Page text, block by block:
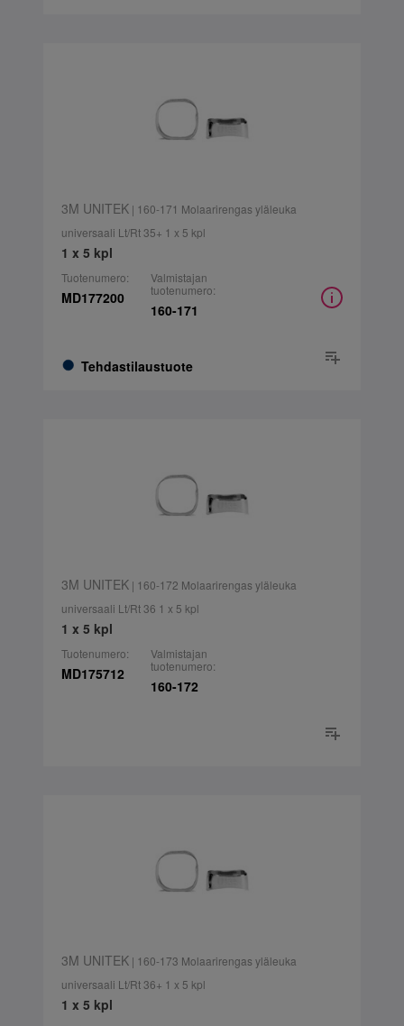
3M UNITEK| 160-171 Molaarirengas yläleuka
universaali Lt/Rt 35+ 1 x 5 kpl
1 x 5 kpl
Tuotenumero:
MD177200
Tehdastilaustuote
Valmistajan
tuotenumero:
160-171
3M UNITEK| 160-172 Molaarirengas yläleuka
universaali Lt/Rt 36 1 x 5 kpl
1 x 5 kpl
Tuotenumero:
MD175712
Valmistajan
tuotenumero:
160-172
3M UNITEK| 160-173 Molaarirengas yläleuka
universaali Lt/Rt 36+ 1 x 5 kpl
1 x 5 kpl